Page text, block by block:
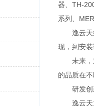
器、TH-
系列、
逸云天始
现，到安
未来，逸
的品质在
研发创
逸云天13